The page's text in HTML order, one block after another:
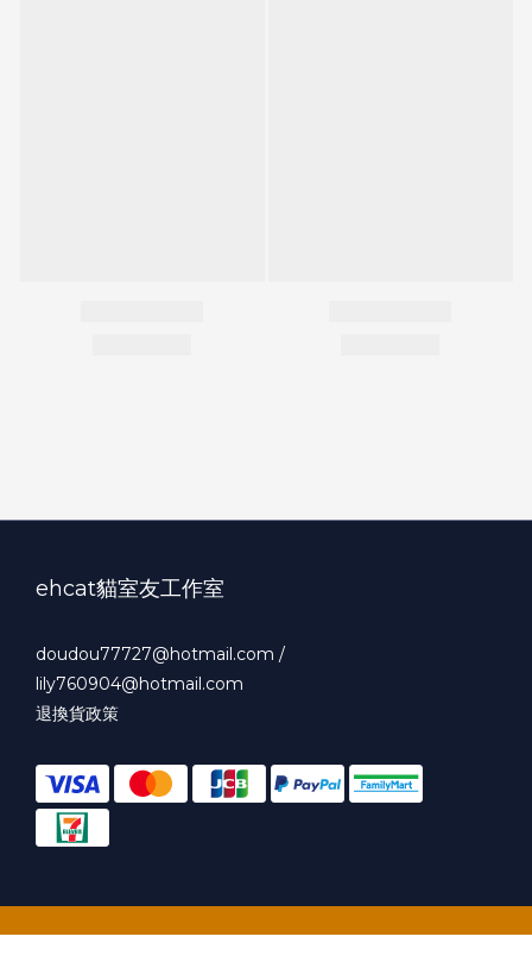
ehcat貓室友工作室
doudou77727@hotmail.com /
lily760904@hotmail.com
退換貨政策